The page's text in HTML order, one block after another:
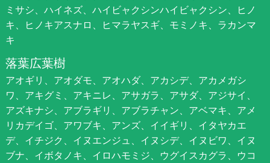
ミサシ、ハイネズ、ハイビャクシンハイビャクシン、ヒノ
キ、ヒノキアスナロ、ヒマラヤスギ、モミノキ、ラカンマ
キ
落葉広葉樹
アオギリ、アオダモ、アオハダ、アカシデ、アカメガシ
ワ、アキグミ、アキニレ、アサガラ、アサダ、アジサイ、
アズキナシ、アブラギリ、アブラチャン、アベマキ、アメ
リカデイゴ、アワブキ、アンズ、イイギリ、イタヤカエ
デ、イチジク、イヌエンジュ、イヌシデ、イヌビワ、イヌ
ブナ、イボタノキ、イロハモミジ、ウグイスカグラ、ウコ